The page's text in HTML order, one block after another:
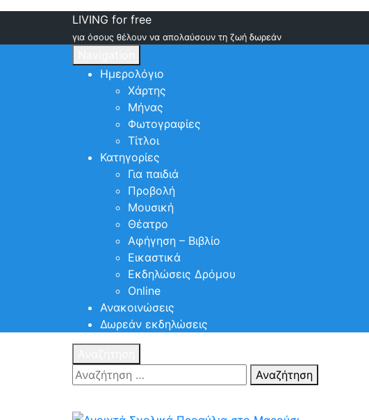
LIVING for free
για όσους θέλουν να απολαύσουν τη ζωή δωρεάν
Ημερολόγιο
Χάρτης
Μήνας
Φωτογραφίες
Τίτλοι
Κατηγορίες
Για παιδιά
Προβολή
Μουσική
Θέατρο
Αφήγηση – Βιβλίο
Εικαστικά
Εκδηλώσεις Δρόμου
Online
Ανακοινώσεις
Δωρεάν εκδηλώσεις
Αναζήτηση